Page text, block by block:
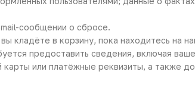
сообщении о сбросе.
кладёте в корзину, пока находитесь на
предоставить сведения, включая
или платёжные реквизиты, а также